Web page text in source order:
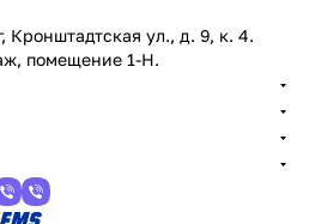
Кронштадтская ул., д. 9, к. 4.
помещение 1-Н.